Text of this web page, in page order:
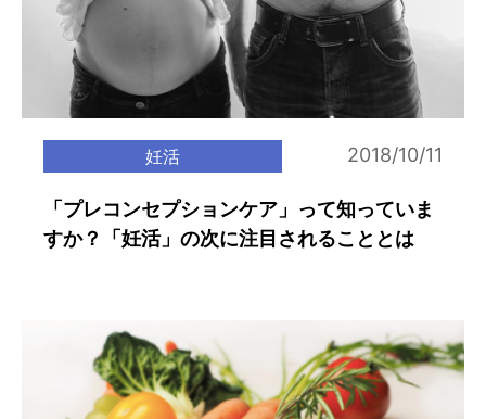
妊活 2018/10/11
「プレコンセプションケア」って知っていま
すか？「妊活」の次に注目されることとは